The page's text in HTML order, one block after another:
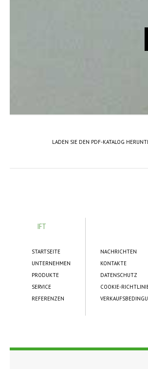
LADEN SIE DEN PDF-KATALOG
IFT
STARTSEITE
UNTERNEHMEN
PRODUKTE
SERVICE
REFERENZEN
NACHRICHTEN
KONTAKTE
DATENSCHUTZ
COOKIE-